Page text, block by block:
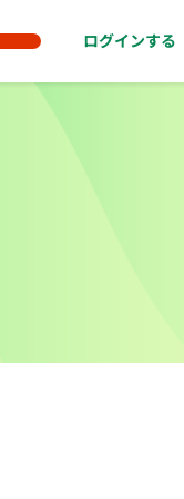
ログインする